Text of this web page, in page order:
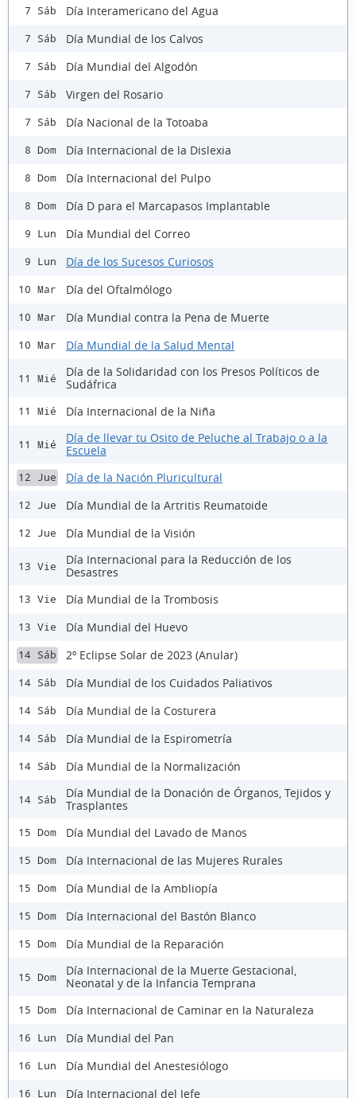
7 Sáb Día Interamericano del Agua
7 Sáb Día Mundial de los Calvos
7 Sáb Día Mundial del Algodón
7 Sáb Virgen del Rosario
7 Sáb Día Nacional de la Totoaba
8 Dom Día Internacional de la Dislexia
8 Dom Día Internacional del Pulpo
8 Dom Día D para el Marcapasos Implantable
9 Lun Día Mundial del Correo
9 Lun Día de los Sucesos Curiosos
10 Mar Día del Oftalmólogo
10 Mar Día Mundial contra la Pena de Muerte
10 Mar Día Mundial de la Salud Mental
11 Mié
Día de la Solidaridad con los Presos Políticos de
Sudáfrica
11 Mié Día Internacional de la Niña
11 Mié
Día de llevar tu Osito de Peluche al Trabajo o a la
Escuela
12 Jue Día de la Nación Pluricultural
12 Jue Día Mundial de la Artritis Reumatoide
12 Jue Día Mundial de la Visión
13 Vie
Día Internacional para la Reducción de los
Desastres
13 Vie Día Mundial de la Trombosis
13 Vie Día Mundial del Huevo
14 Sáb 2º Eclipse Solar de 2023 (Anular)
14 Sáb Día Mundial de los Cuidados Paliativos
14 Sáb Día Mundial de la Costurera
14 Sáb Día Mundial de la Espirometría
14 Sáb Día Mundial de la Normalización
14 Sáb
Día Mundial de la Donación de Órganos, Tejidos y
Trasplantes
15 Dom Día Mundial del Lavado de Manos
15 Dom Día Internacional de las Mujeres Rurales
15 Dom Día Mundial de la Ambliopía
15 Dom Día Internacional del Bastón Blanco
15 Dom Día Mundial de la Reparación
15 Dom
Día Internacional de la Muerte Gestacional,
Neonatal y de la Infancia Temprana
15 Dom Día Internacional de Caminar en la Naturaleza
16 Lun Día Mundial del Pan
16 Lun Día Mundial del Anestesiólogo
16 Lun Día Internacional del Jefe